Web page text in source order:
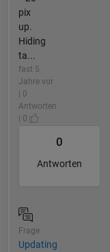
pix
up.
Hiding
ta...
fast 5
Jahre vor
| 0
Antworten
| 0
0
Antworten
Frage
Updating